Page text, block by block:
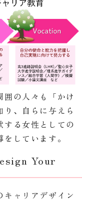
の人々も「かけ
、自らに与えら
する女性としての
しています。
Your
ャリアデザイン